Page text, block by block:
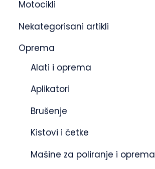
Motocikli
Nekategorisani artikli
Oprema
Alati i oprema
Aplikatori
Brušenje
Kistovi i četke
Mašine za poliranje i oprema